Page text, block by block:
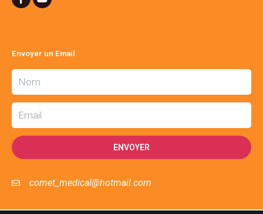
Envoyer un Email
ENVOYER
comet_medical@hotmail.com